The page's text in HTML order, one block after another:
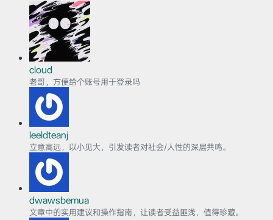
cloud
老哥，方便给个账号用于登录吗
leeldteanj
立意高远，以小见大，引发读者对社会/人性的深层共鸣。
dwawsbemua
文章中的实用建议和操作指南，让读者受益匪浅，值得珍藏。